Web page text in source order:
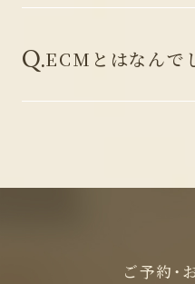
Q.ECMとはなんで
ご予約・